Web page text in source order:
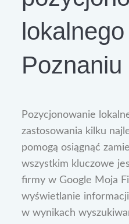
Poznaniu
Pozycjonowanie
zastosowania kilku
pomogą osiągnąć
wszystkim kluczowe
firmy w Google Moja
wyświetlanie
w wynikach